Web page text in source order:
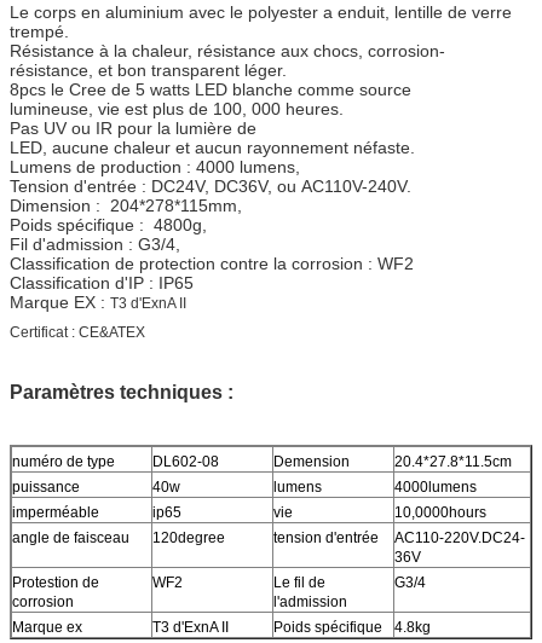
Le corps en aluminium avec le polyester a enduit, lentille de verre
trempé.
Résistance à la chaleur, résistance aux chocs, corrosion-
résistance, et bon transparent léger.
8pcs le Cree de 5 watts LED blanche comme source
lumineuse, vie est plus de 100, 000 heures.
Pas UV ou IR pour la lumière de
LED, aucune chaleur et aucun rayonnement néfaste.
Lumens de production : 4000 lumens,
Tension d'entrée : DC24V, DC36V, ou AC110V-240V.
Dimension : 204*278*115mm,
Poids spécifique : 4800g,
Fil d'admission : G3/4,
Classification de protection contre la corrosion : WF2
Classification d'IP : IP65
Marque EX : T3 d'ExnA II
Certificat : CE&ATEX
Paramètres techniques :
numéro de type DL602-08 Demension
20.4*27.8*11.5cm
puissance
40w lumens
4000lumens
imperméable
ip65 vie
10,0000hours
angle de faisceau
120degree tension d'entrée
AC110-220V.DC24-
36V
Protestion de
corrosion
WF2
Le fil de
l'admission
G3/4
Marque ex T3 d'ExnA II Poids spécifique 4.8kg